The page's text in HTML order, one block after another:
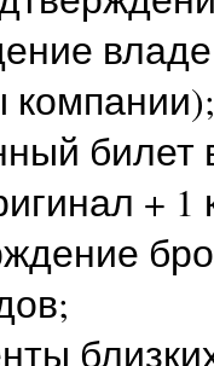
компании);
билет
+ 1